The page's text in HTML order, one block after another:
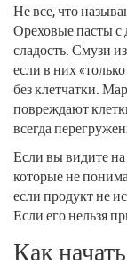
Не все, что
Ореховые пасты с
сладость. Смузи
если в них
без клетчатки.
повреждают
всегда
Если вы видите
которые не
если продукт не
Если его нельзя
Как